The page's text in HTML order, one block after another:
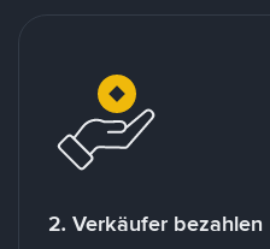
2. Verkäufer bezahlen